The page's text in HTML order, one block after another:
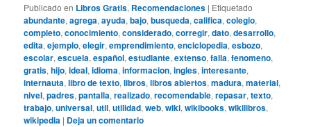
Publicado en Libros Gratis, Recomendaciones | Etiquetado
abundante,agrega,ayuda,bajo,busqueda,califica,colegio,
completo,conocimiento,considerado,corregir,dato,desarrollo,
edita,ejemplo,elegir,emprendimiento,enciclopedia,esbozo,
escolar,escuela,español,estudiante,extenso,falla,fenomeno,
gratis,hijo,ideal,idioma,informacion,ingles,interesante,
internauta,libro de texto,libros,libros abiertos,madura,material,
nivel,padres,pantalla,realizado,recomendable,repasar,texto,
trabajo,universal,util,utilidad,web,wiki,wikibooks,wikilibros,
wikipedia | Deja un comentario